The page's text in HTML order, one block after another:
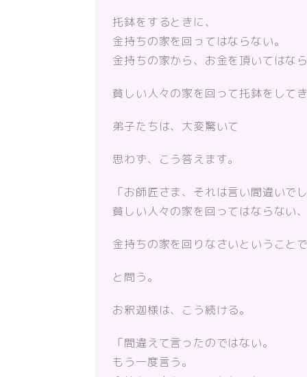
托鉢をするときに、
金持ちの家を回ってはならない。
金持ちの家から、お金を頂いてはなら
貧しい人々の家を回って托鉢をしてき
弟子たちは、大変驚いて
思わず、こう答えます。
「お師匠さま、それは言い間違いで
貧しい人々の家を回ってはならない、
金持ちの家を回りなさいということ
と問う。
お釈迦様は、こう続ける。
「間違えて言ったのではない。
もう一度言う。